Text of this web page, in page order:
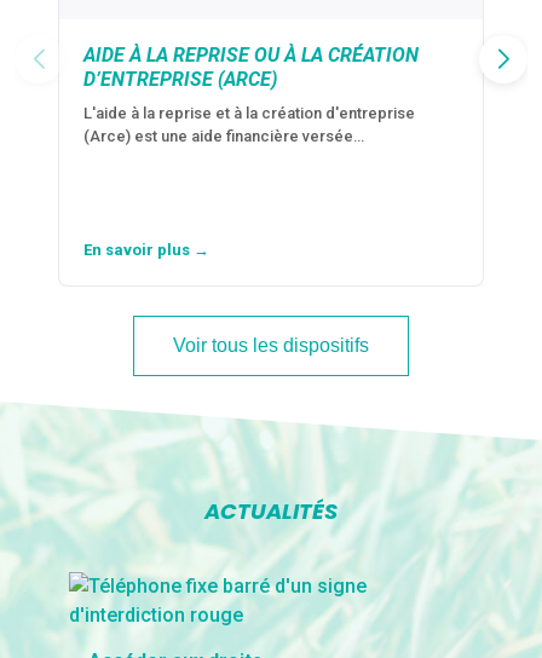
AIDE À LA REPRISE OU À LA CRÉATION
D’ENTREPRISE (ARCE)
L'aide à la reprise et à la création d'entreprise
(Arce) est une aide financière versée…
En savoir plus →
Voir tous les dispositifs
ACTUALITÉS